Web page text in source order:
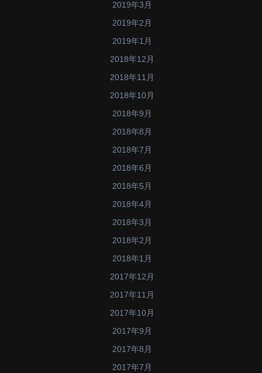
2019年3月
2019年2月
2019年1月
2018年12月
2018年11月
2018年10月
2018年9月
2018年8月
2018年7月
2018年6月
2018年5月
2018年4月
2018年3月
2018年2月
2018年1月
2017年12月
2017年11月
2017年10月
2017年9月
2017年8月
2017年7月